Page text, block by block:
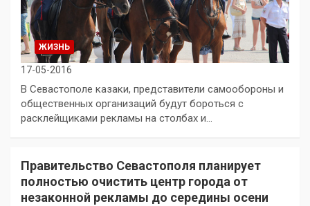
ЖИЗНЬ
17-05-2016
В Севастополе казаки, представители самообороны и
общественных организаций будут бороться с
расклейщиками рекламы на столбах и…
Правительство Севастополя планирует
полностью очистить центр города от
незаконной рекламы до середины осени